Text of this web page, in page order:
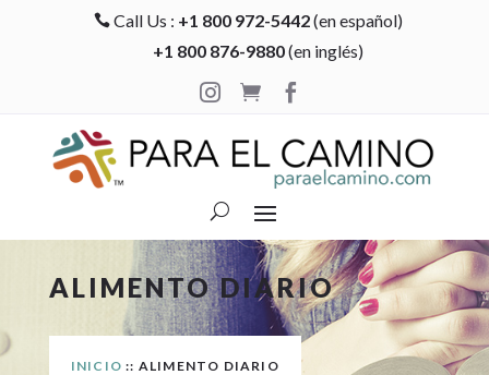
 Call Us : +1 800 972-5442(en español)
+1 800 876-9880(en inglés)

 
ALIMENTO DIARIO
INICIO :: ALIMENTO DIARIO